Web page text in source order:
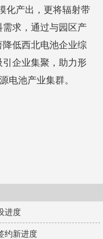
化产出，更将辐射带
求，通过与园区产
低西北电池企业综
企业集聚，助力形
电池产业集群。
进度
约新进度